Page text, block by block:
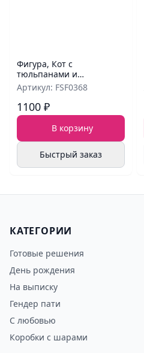
Фигура, Кот с
тюльпанами и
шампанским 46"/117 см
Артикул: FSF0368
1100 ₽
В корзину
Быстрый заказ
КАТЕГОРИИ
Готовые решения
День рождения
На выписку
Гендер пати
С любовью
Коробки с шарами